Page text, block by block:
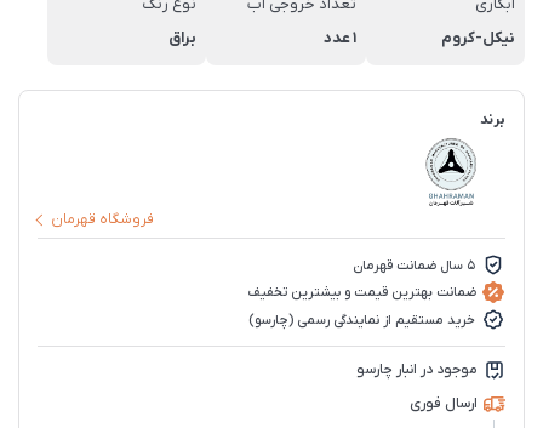
آبکاری
نیکل-کروم
تعداد خروجی آب
1 عدد
نوع رنگ
براق
برند
فروشگاه قهرمان
5 سال ضمانت قهرمان
ضمانت بهترین قیمت و بیشترین تخفیف
خرید مستقیم از نمایندگی رسمی (چارسو)
موجود در انبار چارسو
ارسال فوری